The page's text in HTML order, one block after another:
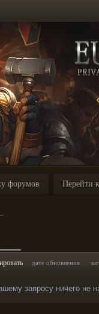
форумов Перейти
дате обновления
запросу ничего не